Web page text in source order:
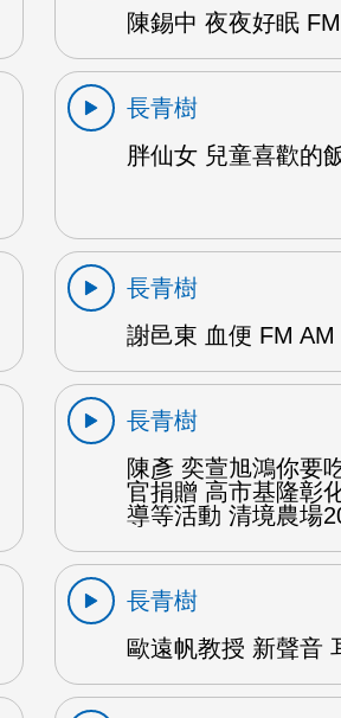
陳錫中 夜夜好眠
長青樹
胖仙女 兒童喜歡的
長青樹
謝邑東 血便 FM AM
長青樹
陳彥 奕萱旭鴻你要
官捐贈 高市基隆彰
導等活動 清境農場
長青樹
歐遠帆教授 新聲音